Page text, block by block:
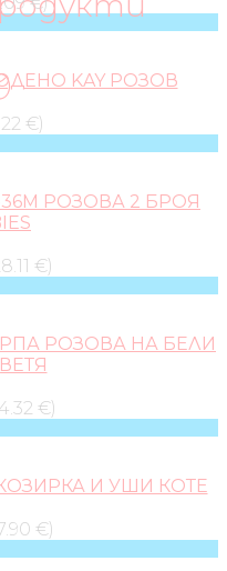
KAY РОЗОВ
€)
РОЗОВА 2 БРОЯ
€)
РОЗОВА НА БЕЛИ
€)
И УШИ КОТЕ
€)